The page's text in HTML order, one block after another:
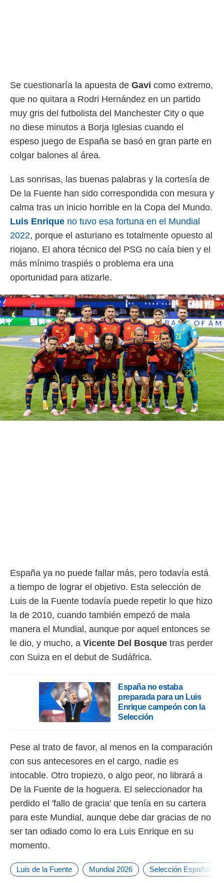
Se cuestionaría la apuesta de Gavi como extremo,
que no quitara a Rodri Hernández en un partido
muy gris del futbolista del Manchester City o que
no diese minutos a Borja Iglesias cuando el
espeso juego de España se basó en gran parte en
colgar balones al área.
Las sonrisas, las buenas palabras y la cortesía de
De la Fuente han sido correspondida con mesura y
calma tras un inicio horrible en la Copa del Mundo.
Luis Enrique no tuvo esa fortuna en el Mundial
2022, porque el asturiano es totalmente opuesto al
riojano. El ahora técnico del PSG no caía bien y el
más mínimo traspiés o problema era una
oportunidad para atizarle.
España ya no puede fallar más, pero todavía está
a tiempo de lograr el objetivo. Esta selección de
Luis de la Fuente todavía puede repetir lo que hizo
la de 2010, cuando también empezó de mala
manera el Mundial, aunque por aquel entonces se
le dio, y mucho, a Vicente Del Bosque tras perder
con Suiza en el debut de Sudáfrica.
España no estaba
preparada para un Luis
Enrique campeón con la
Selección
Pese al trato de favor, al menos en la comparación
con sus antecesores en el cargo, nadie es
intocable. Otro tropiezo, o algo peor, no librará a
De la Fuente de la hoguera. El seleccionador ha
perdido el 'fallo de gracia' que tenía en su cartera
para este Mundial, aunque debe dar gracias de no
ser tan odiado como lo era Luis Enrique en su
momento.
Luis de la Fuente Mundial 2026 Selección Española